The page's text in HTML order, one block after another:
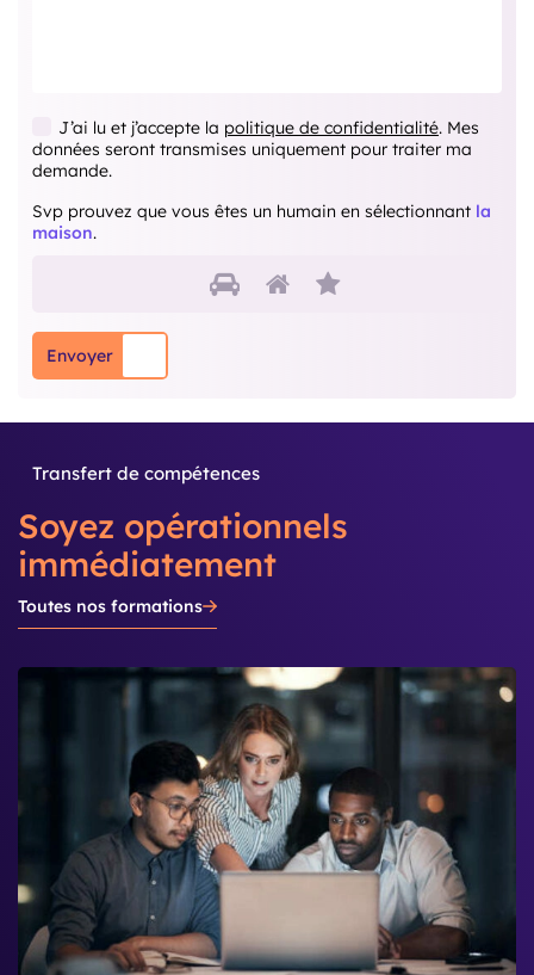
J’ai lu et j’accepte la politique de confidentialité. Mes
données seront transmises uniquement pour traiter ma
demande.
Svp prouvez que vous êtes un humain en sélectionnant la
maison.
Svp prouvez que vous
Envoyer
Transfert de compétences
Soyez opérationnels
immédiatement
Toutes nos formations